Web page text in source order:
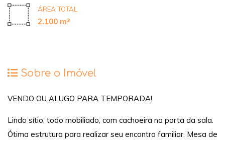
ÁREA TOTAL
2.100 m²
Sobre o Imóvel
VENDO OU ALUGO PARA TEMPORADA!
Lindo sítio, todo mobiliado, com cachoeira na porta da sala.
Ótima estrutura para realizar seu encontro familiar. Mesa de